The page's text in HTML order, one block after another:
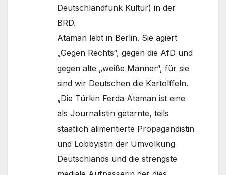
Deutschlandfunk Kultur) in der
BRD.
Ataman lebt in Berlin. Sie agiert
„Gegen Rechts“, gegen die AfD und
gegen alte „weiße Männer“, für sie
sind wir Deutschen die Kartolffeln.
„Die Türkin Ferda Ataman ist eine
als Journalistin getarnte, teils
staatlich alimentierte Propagandistin
und Lobbyistin der Umvolkung
Deutschlands und die strengste